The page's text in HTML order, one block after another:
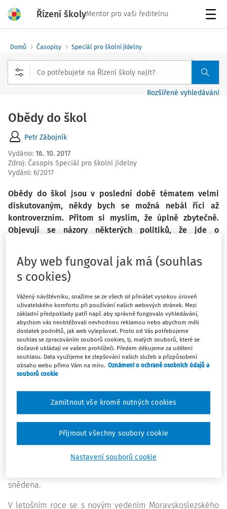
Řízení školyMentor pro vaši ředitelnu
Domů Časopisy Speciál pro školní jídelny
Rozšířené vyhledávání
Obědy do škol
Petr Zábojník
Vydáno: 16. 10. 2017
Zdroj: Časopis Speciál pro školní jídelny
Vydání: 6/2017
Obědy do škol jsou v poslední době tématem velmi
diskutovaným, někdy bych se možná nebál říci až
kontroverzním. Přitom si myslím, že úplně zbytečně.
Objevují se názory některých politiků, že jde o
nesystémová. Zaznamenal jsem dokonce razantnější
stanoviska, ve stylu "proč bychom měli platit obědy
dětem s nezodpovědnými rodiči, kteří pravděpodobně
Vezmeme-li v úvahu oba dva názory, pak můžeme říci, že
nepostrádají určité racionální jádro, a situaci kolem obědů
do škol vůbec neřešit. První skupina by začala
nemilosrdně diskutovat o tom, jak tuto podporu nastavit
systémově, a věřím, že teoretizování bez praktického
dopadu by jí vydrželo ještě mnoho dalších let. Koneckonců
takový průběh vidíme i jinde. Druhá skupina by nechala
Naštěstí ne všichni zaujímají výše zmíněné postoje a
navzdory složitému procesu, kterým musí toto opatření
snědena.
V letošním roce se s novým vedením Moravskoslezského
Aby web fungoval jak má (souhlas
s cookies)
Vážený návštěvníku, snažíme se ze všech sil přinášet vysokou úroveň
uživatelského komfortu při používání našich webových stránek. Mezi
základní předpoklady patří např. aby správně fungovalo vyhledávání,
abychom vás neobtěžovali nevhodnou reklamou nebo abychom měli
dostatek podnětů, jak web vylepšovat. Proto od Vás potřebujeme
souhlas se zpracováním souborů cookies, tj. malých souborů, které se
dočasně ukládají ve vašem prohlížeči. Předem děkujeme za udělení
souhlasu. Data využijeme ke zlepšování našich služeb a přizpůsobení
obsahu webu přímo Vám na míru. Oznámení o ochraně osobních údajů a
souborů cookie
Nastavení souborů cookie
Zamítnout vše kromě nutných cookies
Přijmout všechny soubory cookie